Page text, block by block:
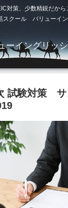
対策、少数精鋭だか
スクール バリューイ
ーイングリッ
試験対策 サ